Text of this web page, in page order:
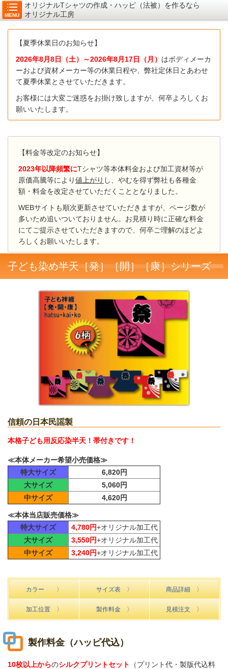
MENU
オリジナルTシャツの作成・ハッピ（法被）を作るなら
オリジナル工房
【夏季休業日のお知らせ】
2026年8月8日（土）～2026年8月17日（月） はボディメーカ
ーおよび資材メーカー等の休業日程や、弊社定休日とあわせ
て夏季休業とさせていただきます。
お客様には大変ご迷惑をお掛け致しますが、何卒よろしくお
願いいたします。
【料金等改定のお知らせ】
2023年以降頻繁にTシャツ等本体料金および加工資材等が
原価高騰等により値上がり し、やむを得ず弊社も各種金
額・料金を改定させていただくこととなりました。
WEBサイトも順次更新させていただきますが、ページ数が
多いため追いついておりません。お見積り時に正確な料金
にてご提示させていただきますので、何卒ご理解のほどよ
ろしくお願いいたします。
子ども染め半天［発］［開］［康］シリーズ
信頼の日本民謡製
本格子ども用反応染半天！ 帯付きです！
≪本体メーカー希望小売価格≫
特大サイズ
6,820円
大サイズ
5,060円
中サイズ
4,620円
≪本体当店販売価格≫
特大サイズ
4,780円+オリジナル加工代
大サイズ
3,550円+オリジナル加工代
中サイズ
3,240円+オリジナル加工代
カラー 〉 サイズ表 〉 商品詳細 〉
加工位置 〉 製作料金 〉 見積注文 〉
製作料金（ハッピ代込）
10枚以上からのシルクプリントセット
（プリント代・製版代込料